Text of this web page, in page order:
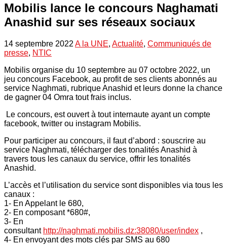
Mobilis lance le concours Naghamati
Anashid sur ses réseaux sociaux
14 septembre 2022 A la UNE, Actualité, Communiqués de
presse, NTIC
Mobilis organise du 10 septembre au 07 octobre 2022, un
jeu concours Facebook, au profit de ses clients abonnés au
service Naghmati, rubrique Anashid et leurs donne la chance
de gagner 04 Omra tout frais inclus.
Le concours, est ouvert à tout internaute ayant un compte
facebook, twitter ou instagram Mobilis.
Pour participer au concours, il faut d’abord : souscrire au
service Naghmati, télécharger des tonalités Anashid à
travers tous les canaux du service, offrir les tonalités
Anashid.
L’accès et l’utilisation du service sont disponibles via tous les
canaux :
1- En Appelant le 680,
2- En composant *680#,
3- En
consultant http://naghmati.mobilis.dz:38080/user/index ,
4- En envoyant des mots clés par SMS au 680